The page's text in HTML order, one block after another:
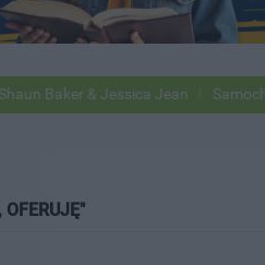
Baker & Jessica Jean